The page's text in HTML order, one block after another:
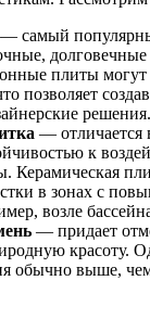
— самый
долговечные
плиты
позволяет
решения.
— отличается
к
Керамическая
в зонах с
возле
— придает
красоту.
обычно выше,